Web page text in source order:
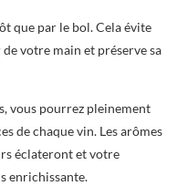
que par le bol. Cela évite
votre main et préserve sa
vous pourrez pleinement
de chaque vin. Les arômes
éclateront et votre
enrichissante.